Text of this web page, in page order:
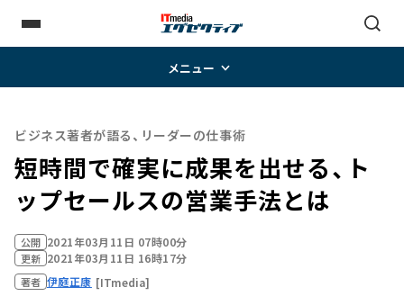
メニュー
ビジネス著者が語る、リーダーの仕事術
短時間で確実に成果を出せる、ト
ップセールスの営業手法とは
公開 2021年03月11日 07時00分
更新 2021年03月11日 16時17分
著者 伊庭正康 [ITmedia]